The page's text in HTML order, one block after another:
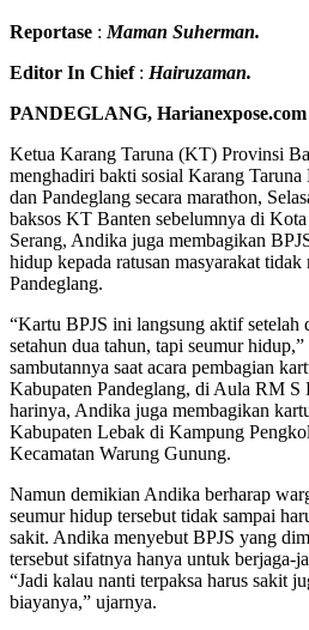
Reportase : Maman Suherman.
Editor In Chief: Hairuzaman.
PANDEGLANG, Harianexpose.com
Ketua Karang Taruna (KT) Provinsi
menghadiri bakti sosial Karang
dan Pandeglang secara marathon,
baksos KT Banten sebelumnya di
Serang, Andika juga membagikan
hidup kepada ratusan masyarakat
Pandeglang.
“Kartu BPJS ini langsung aktif setelah
setahun dua tahun, tapi seumur
sambutannya saat acara pembagian
Kabupaten Pandeglang, di Aula RM S
harinya, Andika juga membagikan
Kabupaten Lebak di Kampung
Kecamatan Warung Gunung.
Namun demikian Andika berharap
seumur hidup tersebut tidak sampai
sakit. Andika menyebut BPJS yang
tersebut sifatnya hanya untuk berjaga-
“Jadi kalau nanti terpaksa harus sakit
biayanya,” ujarnya.